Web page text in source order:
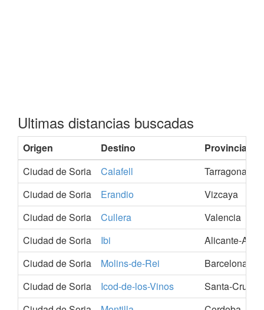
Ultimas distancias buscadas
Origen Destino
Provincia
Ciudad de Soria
Calafell
Tarragona
Ciudad de Soria
Erandio
Vizcaya
Ciudad de Soria
Cullera
Valencia
Ciudad de Soria
Ibi
Alicante-
Ciudad de Soria
Molins-de-Rei
Barcelona
Ciudad de Soria
Icod-de-los-Vinos
Santa-Cruz-